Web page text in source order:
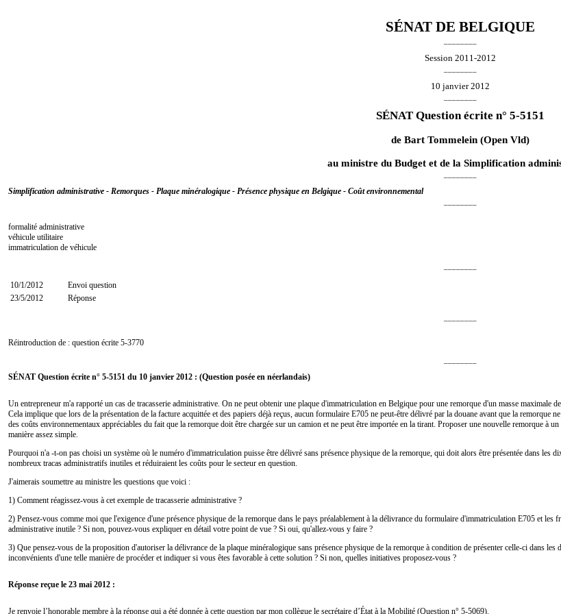
SÉNAT DE BELGIQUE
Session 2011-2012
10 janvier 2012
SÉNAT Question écrite n° 5-5151
de Bart Tommelein (Open Vld)
au ministre du Budget et de la Simplification
Simplification administrative - Remorques - Plaque minéralogique - Présence physique en Belgique - Coût environnemental
formalité administrative
véhicule utilitaire
immatriculation de véhicule
10/1/2012
Envoi question
23/5/2012
Réponse
Réintroduction de : question écrite 5-3770
SÉNAT Question écrite n° 5-5151 du 10 janvier 2012 : (Question posée en néerlandais)
Un entrepreneur m'a rapporté un cas de tracasserie administrative. On ne peut obtenir une plaque d'immatriculation en Belgique pour une remorque d'un masse maximale
Cela implique que lors de la présentation de la facture acquittée et des papiers déjà reçus, aucun formulaire E705 ne peut-être délivré par la douane avant que la
des coûts environnementaux appréciables du fait que la remorque doit être chargée sur un camion et ne peut être importée en la tirant. Proposer une nouvelle remorque
manière assez simple.
Pourquoi n'a -t-on pas choisi un système où le numéro d'immatriculation puisse être délivré sans présence physique de la remorque, qui doit alors être présentée dans les
nombreux tracas administratifs inutiles et réduiraient les coûts pour le secteur en question.
J'aimerais soumettre au ministre les questions que voici :
1) Comment réagissez-vous à cet exemple de tracasserie administrative ?
2) Pensez-vous comme moi que l'exigence d'une présence physique de la remorque dans le pays préalablement à la délivrance du formulaire d'immatriculation E705 et
administrative inutile ? Si non, pouvez-vous expliquer en détail votre point de vue ? Si oui, qu'allez-vous y faire ?
3) Que pensez-vous de la proposition d'autoriser la délivrance de la plaque minéralogique sans présence physique de la remorque à condition de présenter celle-ci dans
inconvénients d'une telle manière de procéder et indiquer si vous êtes favorable à cette solution ? Si non, quelles initiatives proposez-vous ?
Réponse reçue le 23 mai 2012 :
Je renvoie l’honorable membre à la réponse qui a été donnée à cette question par mon collègue le secrétaire d’État à la Mobilité (Question n° 5-5069).